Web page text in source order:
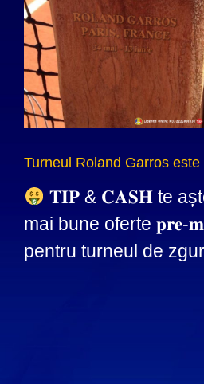
Turneul Roland Garros
𝐓𝐈𝐏 & 𝐂𝐀𝐒𝐇 te
mai bune oferte 𝐩𝐫𝐞-
pentru turneul de